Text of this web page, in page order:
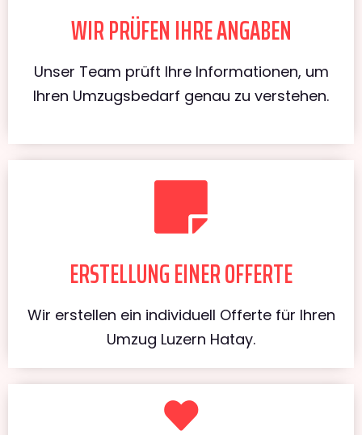
WIR PRÜFEN IHRE ANGABEN
Unser Team prüft Ihre Informationen, um
Ihren Umzugsbedarf genau zu verstehen.
ERSTELLUNG EINER OFFERTE
Wir erstellen ein individuell Offerte für Ihren
Umzug Luzern Hatay.